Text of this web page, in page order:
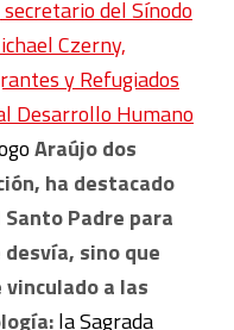
del Sínodo
Czerny,
y Refugiados
Desarrollo Humano
Araújo dos
ha destacado
Padre para
sino que
a las
la Sagrada